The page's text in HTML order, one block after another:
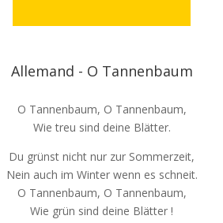
Allemand - O Tannenbaum
O Tannenbaum, O Tannenbaum,
Wie treu sind deine Blätter.
Du grünst nicht nur zur Sommerzeit,
Nein auch im Winter wenn es schneit.
O Tannenbaum, O Tannenbaum,
Wie grün sind deine Blätter !